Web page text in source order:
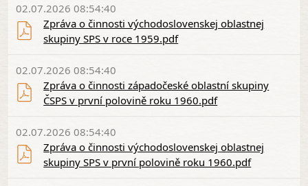
Zpráva o činnosti východoslovenskej oblastnej
skupiny SPS v roce 1959.pdf
02.07.2026 08:54:40
Zpráva o činnosti západočeské oblastní skupiny
ČSPS v první polovině roku 1960.pdf
02.07.2026 08:54:40
Zpráva o činnosti východoslovenskej oblastnej
skupiny SPS v první polovině roku 1960.pdf
02.07.2026 08:54:40